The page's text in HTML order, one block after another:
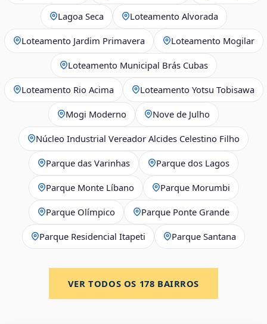
Lagoa Seca Loteamento Alvorada
Loteamento Jardim Primavera Loteamento Mogilar
Loteamento Municipal Brás Cubas
Loteamento Rio Acima Loteamento Yotsu Tobisawa
Mogi Moderno Nove de Julho
Núcleo Industrial Vereador Alcides Celestino Filho
Parque das Varinhas Parque dos Lagos
Parque Monte Líbano Parque Morumbi
Parque Olímpico Parque Ponte Grande
Parque Residencial Itapeti Parque Santana
VER TODOS OS 178 BAIRROS